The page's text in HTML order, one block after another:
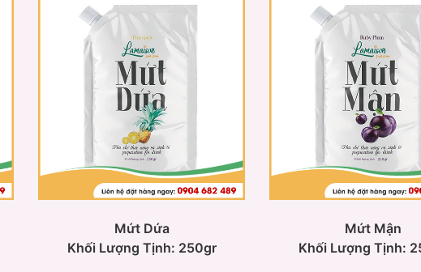
Mứt Dứa
Khối Lượng Tịnh: 250gr
Mứt Mận
Khối Lượng Tịnh: